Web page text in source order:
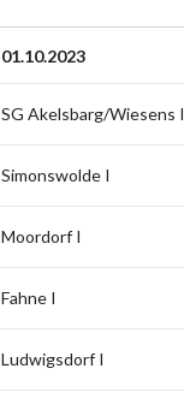
01.10.2023
SG Akelsbarg/Wiesens I
Simonswolde I
Moordorf I
Fahne I
Ludwigsdorf I